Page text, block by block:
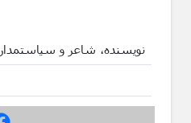
نویسنده، شاعر و سیاستمدار